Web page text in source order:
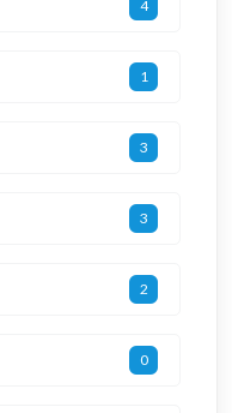
4
1
3
3
2
0